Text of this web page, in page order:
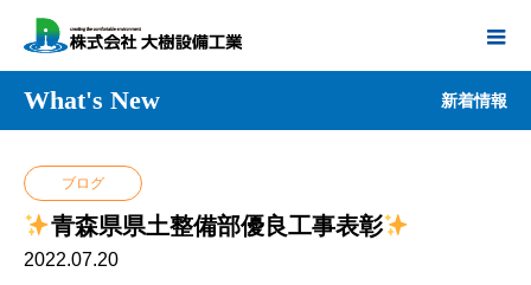
What's New 新着情報
ブログ
青森県県土整備部優良工事表彰
2022.07.20